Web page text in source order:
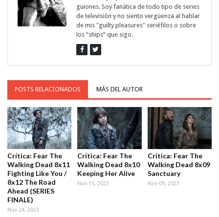
guiones. Soy fanática de todo tipo de series
de televisión y no siento vergüenza al hablar
de mis "guilty pleasures" seriéfilos o sobre
los “ships” que sigo.
POSTS RELACIONADOS MÁS DEL AUTOR
Crítica: Fear The
Walking Dead 8x11
Fighting Like You /
8x12 The Road
Ahead (SERIES
FINALE)
Nov 24, 2023
Crítica: Fear The
Walking Dead 8x10
Keeping Her Alive
Nov 15, 2023
Crítica: Fear The
Walking Dead 8x09
Sanctuary
Nov 09, 2023